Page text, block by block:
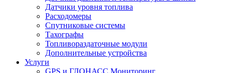
Датчики уровня топлива
Расходомеры
Спутниковые системы
Тахографы
Топливораздаточные модули
Дополнительные устройства
Услуги
GPS и ГЛОНАСС Мониторинг